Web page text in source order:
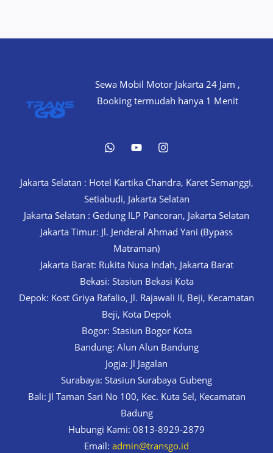
Sewa Mobil Motor Jakarta 24 Jam ,
Booking termudah hanya 1 Menit
Jakarta Selatan : Hotel Kartika Chandra, Karet Semanggi,
Setiabudi, Jakarta Selatan
Jakarta Selatan : Gedung ILP Pancoran, Jakarta Selatan
Jakarta Timur: Jl. Jenderal Ahmad Yani (Bypass
Matraman)
Jakarta Barat: Rukita Nusa Indah, Jakarta Barat
Bekasi: Stasiun Bekasi Kota
Depok: Kost Griya Rafalio, Jl. Rajawali II, Beji, Kecamatan
Beji, Kota Depok
Bogor: Stasiun Bogor Kota
Bandung: Alun Alun Bandung
Jogja: Jl Jagalan
Surabaya: Stasiun Surabaya Gubeng
Bali: Jl Taman Sari No 100, Kec. Kuta Sel, Kecamatan
Badung
Hubungi Kami: 0813-8929-2879
Email: admin@transgo.id